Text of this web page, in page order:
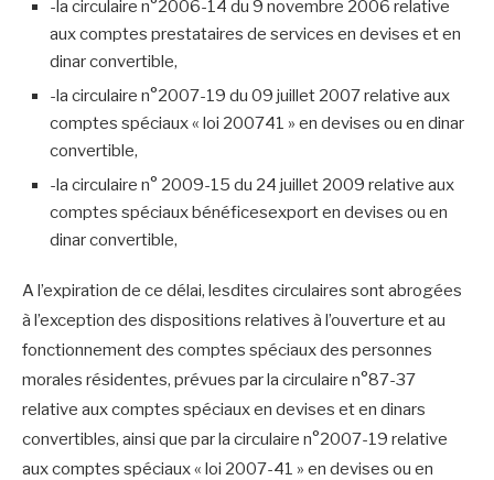
-la circulaire n°2006-14 du 9 novembre 2006 relative
aux comptes prestataires de services en devises et en
dinar convertible,
-la circulaire n°2007-19 du 09 juillet 2007 relative aux
comptes spéciaux « loi 200741 » en devises ou en dinar
convertible,
-la circulaire n° 2009-15 du 24 juillet 2009 relative aux
comptes spéciaux bénéficesexport en devises ou en
dinar convertible,
A l’expiration de ce délai, lesdites circulaires sont abrogées
à l’exception des dispositions relatives à l’ouverture et au
fonctionnement des comptes spéciaux des personnes
morales résidentes, prévues par la circulaire n°87-37
relative aux comptes spéciaux en devises et en dinars
convertibles, ainsi que par la circulaire n°2007-19 relative
aux comptes spéciaux « loi 2007-41 » en devises ou en